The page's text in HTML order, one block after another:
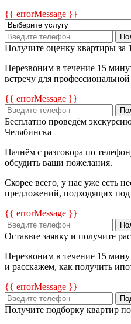
{{ errorMessage }}
Получите оценку квартиры за
Перезвоним в течение 15
встречу для
{{ errorMessage }}
Бесплатно проведём
Челябинска
Начнём с разговора по
обсудить ваши пожелания.
Скорее всего, у нас уже есть
предложений, подходящих
{{ errorMessage }}
Оставьте заявку и получите
Перезвоним в течение 15
и расскажем, как получить
{{ errorMessage }}
Получите подборку квартир